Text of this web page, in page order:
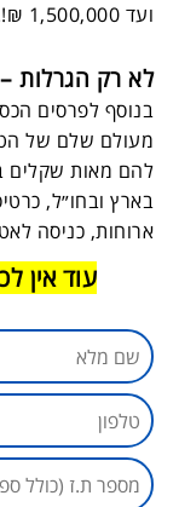
ועד 1,500,000 ₪!.
לא רק הגרלות
בנוסף לפרסים
מעולם שלם של
להם מאות שקלים
בארץ ובחו״ל,
ארוחות, כניסה
עוד אין